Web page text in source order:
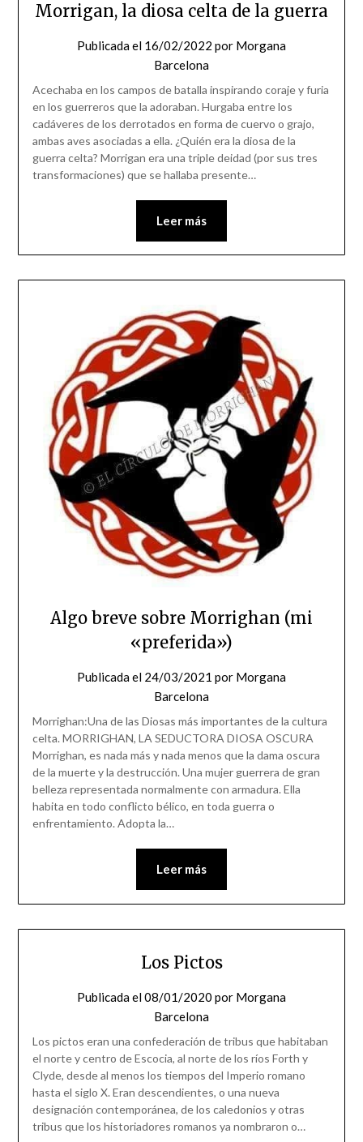
Morrigan, la diosa celta de la guerra
Publicada el 16/02/2022 por Morgana
Barcelona
Acechaba en los campos de batalla inspirando coraje y furia
en los guerreros que la adoraban. Hurgaba entre los
cadáveres de los derrotados en forma de cuervo o grajo,
ambas aves asociadas a ella. ¿Quién era la diosa de la
guerra celta? Morrigan era una triple deidad (por sus tres
transformaciones) que se hallaba presente…
Leer más
Algo breve sobre Morrighan (mi
«preferida»)
Publicada el 24/03/2021 por Morgana
Barcelona
Morrighan:Una de las Diosas más importantes de la cultura
celta. MORRIGHAN, LA SEDUCTORA DIOSA OSCURA
Morrighan, es nada más y nada menos que la dama oscura
de la muerte y la destrucción. Una mujer guerrera de gran
belleza representada normalmente con armadura. Ella
habita en todo conflicto bélico, en toda guerra o
enfrentamiento. Adopta la…
Leer más
Los Pictos
Publicada el08/01/2020 por Morgana
Barcelona
Los pictos eran una confederación de tribus que habitaban
el norte y centro de Escocia, al norte de los ríos Forth y
Clyde, desde al menos los tiempos del Imperio romano
hasta el siglo X. Eran descendientes, o una nueva
designación contemporánea, de los caledonios y otras
tribus que los historiadores romanos ya nombraron o…